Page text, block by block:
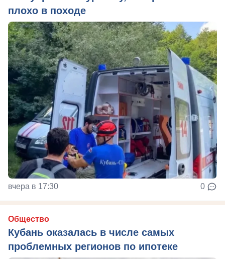
плохо в походе
вчера в 17:30 0
Общество
Кубань оказалась в числе самых
проблемных регионов по ипотеке